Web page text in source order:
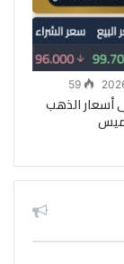
59
أسعار الذهب